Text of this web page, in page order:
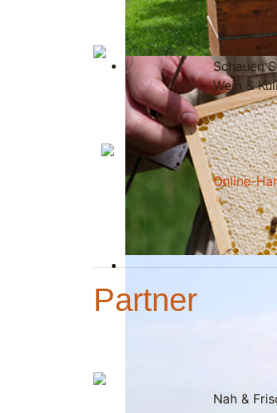
Schauen
Wein &
Online-
Partner
Nah &